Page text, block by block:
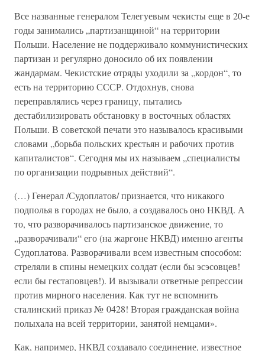
Все названные генералом Телегуевым чекисты еще в 20-е
годы занимались „партизанщиной“ на территории
Польши. Население не поддерживало коммунистических
партизан и регулярно доносило об их появлении
жандармам. Чекистские отряды уходили за „кордон“, то
есть на территорию СССР. Отдохнув, снова
переправлялись через границу, пытались
дестабилизировать обстановку в восточных областях
Польши. В советской печати это называлось красивыми
словами „борьба польских крестьян и рабочих против
капиталистов“. Сегодня мы их называем „специалисты
по организации подрывных действий“.
(…) Генерал /Судоплатов/ признается, что никакого
подполья в городах не было, а создавалось оно НКВД. А
то, что разворачивалось партизанское движение, то
„разворачивали“ его (на жаргоне НКВД) именно агенты
Судоплатова. Разворачивали всем известным способом:
стреляли в спины немецких солдат (если бы эсэсовцев!
если бы гестаповцев!). И вызывали ответные репрессии
против мирного населения. Как тут не вспомнить
сталинский приказ № 0428! Вторая гражданская война
полыхала на всей территории, занятой немцами».
Как, например, НКВД создавало соединение, известное